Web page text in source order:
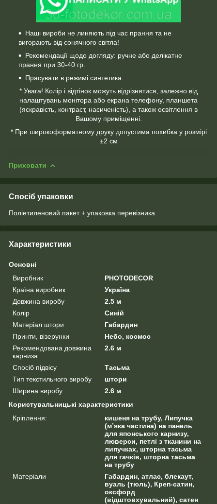
Наші вироби не линяють під час прання та не
вигорають від сонячного світла!
Рекомендації щодо догляду: ручне або делікатне
прання при 30-40 гр.
Прасувати в режимі синтетика.
* Увага! Колір і відтінок можуть відрізнятися, залежно від
налаштувань монітора або екрана телефону, планшета
(яскравість, контраст, насиченість), а також освітлення в
Вашому приміщенні.
* При широкоформатному друку допустима похибка у розмірі
±2 см
Приховати
Спосіб упаковки
Поліетиленовий пакет + упаковка перевізника
Характеристики
Основні
Виробник
PHOTODECOR
Країна виробник
Україна
Довжина виробу
2.5 м
Колір
Синій
Матеріал штори
Габардин
Принти, візерунки
Небо, космос
Рекомендована довжина
карниза
2.6 м
Спосіб підвісу
Тасьма
Тип текстильного виробу
штори
Ширина виробу
2.6 м
Користувальницькі характеристики
Кріплення:
кишеня на трубу, Липучка
(м’яка частина) на панель
для японського карнизу,
люверси, петлі з тканини на
липучках, шторна тасьма
для гачків, шторна тасьма
на трубу
Матеріали
Габардин, атлас, блекаут,
вуаль (тюль), Креп-сатин,
оксфорд
(відштовхувальний), сатен